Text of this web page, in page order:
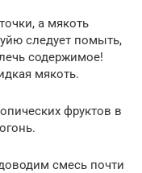
а мякоть
следует помыть,
содержимое!
мякоть.
фруктов в
смесь почти